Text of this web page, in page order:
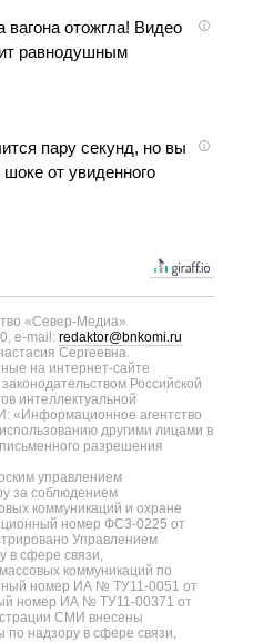
i
вагона отожгла! Видео
равнодушным
i
пару секунд, но вы
от увиденного
«Север-Медиа»
e-mail: redaktor@bnkomi.ru
Сергеевна.
на интернет-сайте
Российской
интеллектуальной
«Информационное агентство
другими лицами в
разрешения
управлением
за соблюдением
коммуникаций и охране
номер ФС3-0225 от
Управлением
в сфере связи,
коммуникаций по
номер ИА № ТУ11-0051 от
номер ИА № ТУ11-00371 от
СМИ внесены
надзору в сфере связи,